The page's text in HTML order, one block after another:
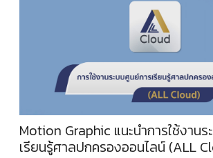
Motion Graphic แนะนำการใช้งาน
เรียนรู้ศาลปกครองออนไลน์ (ALL